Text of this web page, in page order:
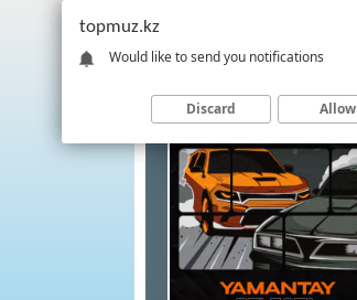
topmuz.kz
Would like to send you notifications
Discard Allow